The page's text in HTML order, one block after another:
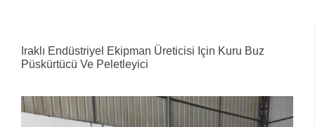
Iraklı Endüstriyel Ekipman Üreticisi Için Kuru Buz
Püskürtücü Ve Peletleyici